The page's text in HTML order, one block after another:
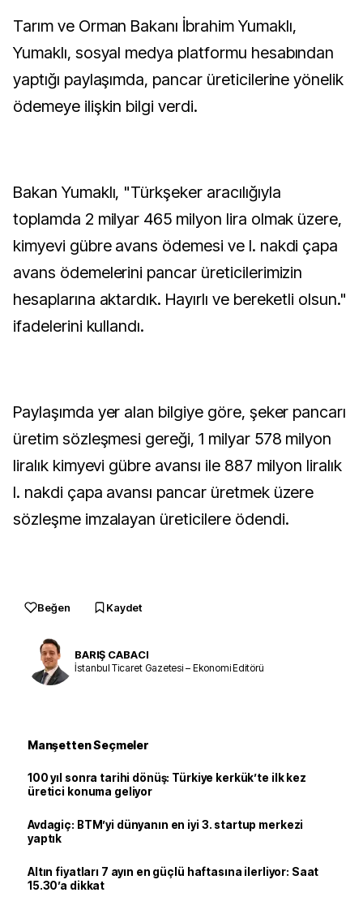
Tarım ve Orman Bakanı İbrahim Yumaklı,
Yumaklı, sosyal medya platformu hesabından
yaptığı paylaşımda, pancar üreticilerine yönelik
ödemeye ilişkin bilgi verdi.
Bakan Yumaklı, "Türkşeker aracılığıyla
toplamda 2 milyar 465 milyon lira olmak üzere,
kimyevi gübre avans ödemesi ve I. nakdi çapa
avans ödemelerini pancar üreticilerimizin
hesaplarına aktardık. Hayırlı ve bereketli olsun."
ifadelerini kullandı.
Paylaşımda yer alan bilgiye göre, şeker pancarı
üretim sözleşmesi gereği, 1 milyar 578 milyon
liralık kimyevi gübre avansı ile 887 milyon liralık
I. nakdi çapa avansı pancar üretmek üzere
sözleşme imzalayan üreticilere ödendi.
Beğen Kaydet
BARIŞ CABACI
İstanbul Ticaret Gazetesi – Ekonomi Editörü
Manşetten Seçmeler
100 yıl sonra tarihi dönüş: Türkiye kerkük’te ilk kez
üretici konuma geliyor
Avdagiç: BTM’yi dünyanın en iyi 3. startup merkezi
yaptık
Altın fiyatları 7 ayın en güçlü haftasına ilerliyor: Saat
15.30’a dikkat